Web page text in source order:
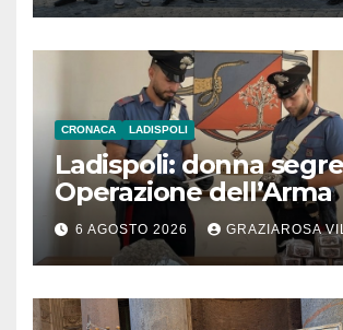
CRONACA LADISPOLI
Ladispoli: donna
Operazione dell’Arma
6 AGOSTO 2026 GRAZIAROSA